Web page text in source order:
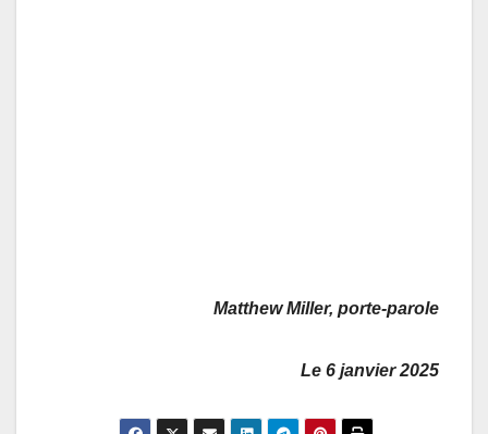
Matthew Miller, porte-parole
Le 6 janvier 2025